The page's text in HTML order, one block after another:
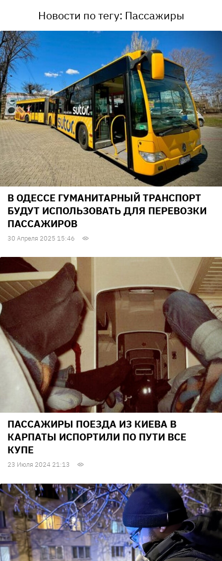
Новости по тегу: Пассажиры
В ОДЕССЕ ГУМАНИТАРНЫЙ ТРАНСПОРТ
БУДУТ ИСПОЛЬЗОВАТЬ ДЛЯ ПЕРЕВОЗКИ
ПАССАЖИРОВ
30 Апреля 2025 15:46
ПАССАЖИРЫ ПОЕЗДА ИЗ КИЕВА В
КАРПАТЫ ИСПОРТИЛИ ПО ПУТИ ВСЕ
КУПЕ
23 Июля 2024 21:13